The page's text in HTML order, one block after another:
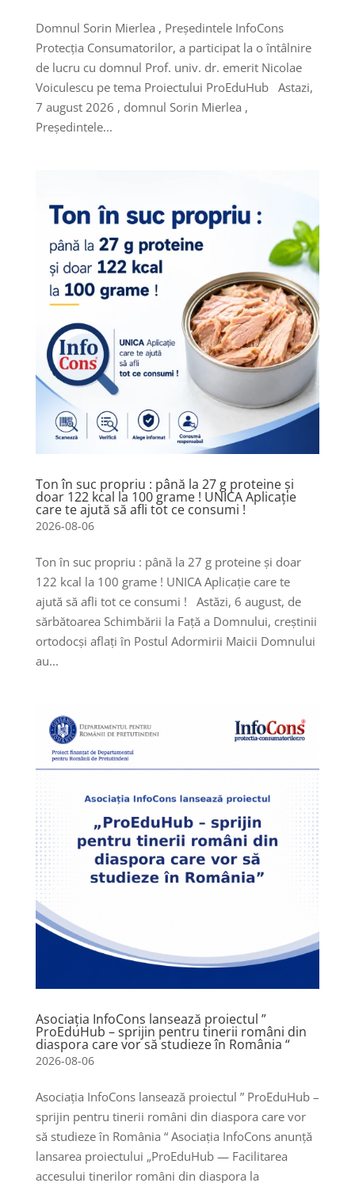
Domnul Sorin Mierlea , Președintele InfoCons
Protecția Consumatorilor, a participat la o întâlnire
de lucru cu domnul Prof. univ. dr. emerit Nicolae
Voiculescu pe tema Proiectului ProEduHub Astazi,
7 august 2026 , domnul Sorin Mierlea ,
Președintele...
Ton în suc propriu : până la 27 g proteine și
doar 122 kcal la 100 grame ! UNICA Aplicație
care te ajută să afli tot ce consumi !
2026-08-06
Ton în suc propriu : până la 27 g proteine și doar
122 kcal la 100 grame ! UNICA Aplicație care te
ajută să afli tot ce consumi ! Astăzi, 6 august, de
sărbătoarea Schimbării la Față a Domnului, creștinii
ortodocși aflați în Postul Adormirii Maicii Domnului
au...
Asociația InfoCons lansează proiectul ”
ProEduHub – sprijin pentru tinerii români din
diaspora care vor să studieze în România “
2026-08-06
Asociația InfoCons lansează proiectul ” ProEduHub –
sprijin pentru tinerii români din diaspora care vor
să studieze în România “ Asociația InfoCons anunță
lansarea proiectului „ProEduHub — Facilitarea
accesului tinerilor români din diaspora la